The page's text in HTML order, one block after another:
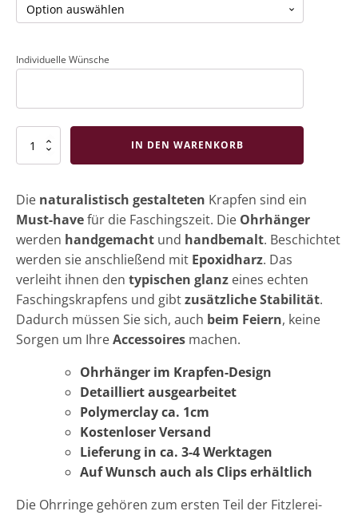
Individuelle Wünsche
Krapfen
IN DEN WARENKORB
Die naturalistisch gestalteten Krapfen sind ein
Must-havefür die Faschingszeit. Die Ohrhänger
werden handgemacht und handbemalt. Beschichtet
werden sie anschließend mit Epoxidharz. Das
verleiht ihnen den typischen glanz eines echten
Faschingskrapfens und gibtzusätzliche Stabilität.
Dadurch müssen Sie sich, auch beim Feiern, keine
Sorgen um IhreAccessoires machen.
Ohrhänger im Krapfen-Design
Detailliert ausgearbeitet
Polymerclay ca. 1cm
Kostenloser Versand
Lieferung in ca. 3-4 Werktagen
Auf Wunsch auch als Clips erhältlich
Die Ohrringe gehören zum ersten Teil der Fitzlerei-